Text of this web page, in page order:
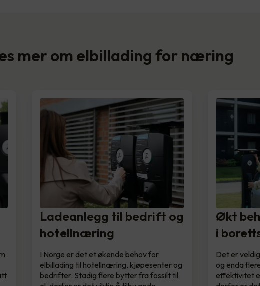
mer om elbillading for næring
Ladeanlegg til bedrift og
hotellnæring
I Norge er det et økende behov for
elbillading til hotellnæring, kjøpesenter og
bedrifter. Stadig flere bytter fra fossilt til
Økt
i
Det er
og enda
effektivitet